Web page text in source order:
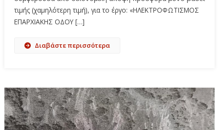
τιμής (χαμηλότερη τιμή), για το έργο: «ΗΛΕΚΤΡΟΦΩΤΙΣΜΟΣ
ΕΠΑΡΧΙΑΚΗΣ ΟΔΟΥ […]
Διαβάστε περισσότερα